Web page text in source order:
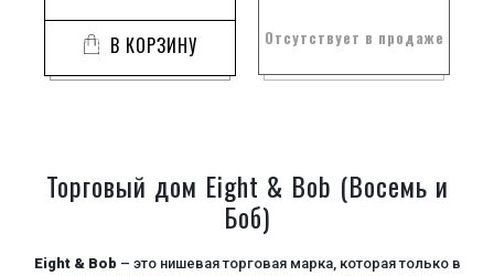
В КОРЗИНУ Отсутствует в продаже
Торговый дом Eight & Bob (Восемь и
Боб)
Eight & Bob– это нишевая торговая марка, которая только в